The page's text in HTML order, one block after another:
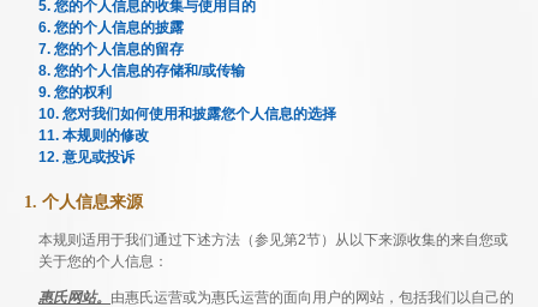
5. 您的个人信息的收集与使用目的
6. 您的个人信息的披露
7. 您的个人信息的留存
8. 您的个人信息的存储和/或传输
9. 您的权利
10. 您对我们如何使用和披露您个人信息的选择
11. 本规则的修改
12. 意见或投诉
1. 个人信息来源
本规则适用于我们通过下述方法（参见第2节）从以下来源收集的来自您或
关于您的个人信息：
惠氏网站。 由惠氏运营或为惠氏运营的面向用户的网站，包括我们以自己的